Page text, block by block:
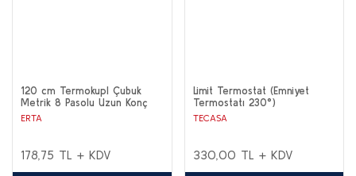
120 cm Termokupl Çubuk
Metrik 8 Pasolu Uzun Konç
ERTA
178,75 TL + KDV
Limit Termostat (Emniyet
Termostatı 230°)
TECASA
330,00 TL + KDV